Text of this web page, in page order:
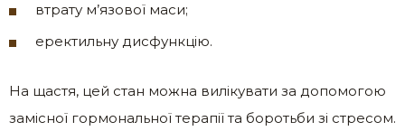
втрату м’язової маси;
еректильну дисфункцію.
На щастя, цей стан можна вилікувати за допомогою
замісної гормональної терапії та боротьби зі стресом.